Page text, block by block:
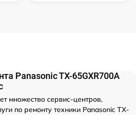
Panasonic TX-65GXR700A
множество сервис-центров,
по ремонту техники Panasonic TX-